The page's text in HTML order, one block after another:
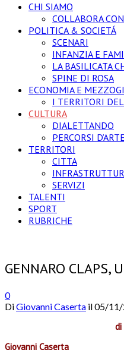
CHI SIAMO
COLLABORA
POLITICA & SOCIETÁ
SCENARI
INFANZIA E
LA BASILICATA
SPINE DI ROSA
ECONOMIA E
I TERRITORI
CULTURA
DIALETTANDO
PERCORSI
TERRITORI
CITTA
SERVIZI
TALENTI
SPORT
RUBRICHE
GENNARO CLAPS,
0
DiGiovanni Caserta il05/
di
Giovanni Caserta